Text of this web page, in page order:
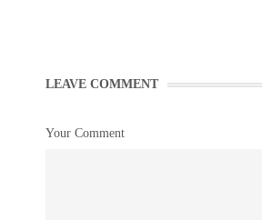
LEAVE COMMENT
Your Comment